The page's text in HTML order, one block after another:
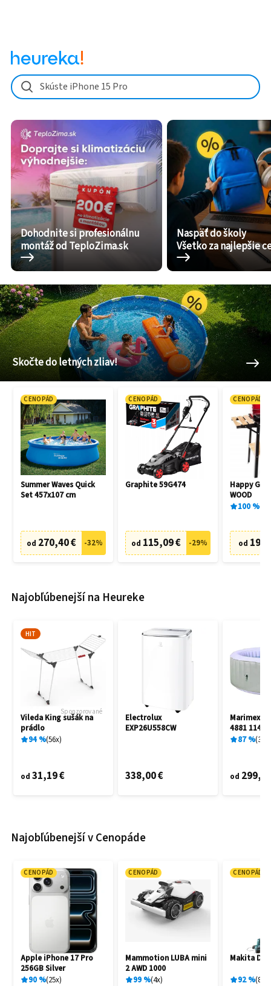
Skúste iPhone 15 Pro
Dohodnite si profesionálnu
montáž od TeploZima.sk
Naspäť do školy
Všetko za najlepšie
Skočte do letných zliav!
CENOPÁD
Summer Waves Quick
Set 457x107 cm
od 270,40 € -32%
CENOPÁD
Graphite 59G474
od 115,09 € -29%
CENOPÁD
Happy
WOOD
100%
od
Najobľúbenejší na Heureke
HIT
Sponzorované
Vileda King sušák na
prádlo
94% 56x
od 31,19 €
Electrolux
EXP26U558CW
338,00 €
Marimex
4881
87% 3
od
Najobľúbenejší v Cenopáde
CENOPÁD
Apple iPhone 17 Pro
256GB Silver
90% 25x
CENOPÁD
Mammotion LUBA mini
2 AWD 1000
99% 4x
CENOPÁD
Makita
92% 83